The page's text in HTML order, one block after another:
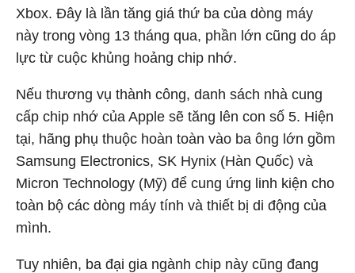
Xbox. Đây là lần tăng giá thứ ba của dòng máy
này trong vòng 13 tháng qua, phần lớn cũng do áp
lực từ cuộc khủng hoảng chip nhớ.
Nếu thương vụ thành công, danh sách nhà cung
cấp chip nhớ của Apple sẽ tăng lên con số 5. Hiện
tại, hãng phụ thuộc hoàn toàn vào ba ông lớn gồm
Samsung Electronics, SK Hynix (Hàn Quốc) và
Micron Technology (Mỹ) để cung ứng linh kiện cho
toàn bộ các dòng máy tính và thiết bị di động của
mình.
Tuy nhiên, ba đại gia ngành chip này cũng đang